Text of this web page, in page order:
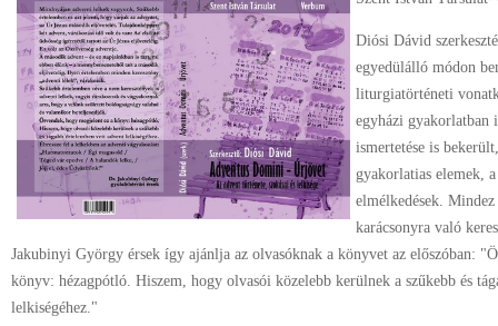
Diósi Dávid
egyedülálló módon
liturgiatörténeti
egyházi gyakorlatban
ismertetése is
gyakorlatias elemek,
elmélkedések.
karácsonyra való
Jakubinyi György érsek így ajánlja az olvasóknak a könyvet az előszóban:
könyv: hézagpótló. Hiszem, hogy olvasói közelebb kerülnek a szűkebb és
lelkiségéhez."